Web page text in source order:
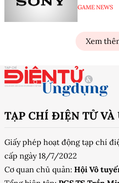
GAME NEWS
Xem
TẠP CHÍ ĐIỆN TỬ VÀ
Giấy phép hoạt động tạp chí
cấp ngày 18/7/2022
Cơ quan chủ quản: Hội Vô